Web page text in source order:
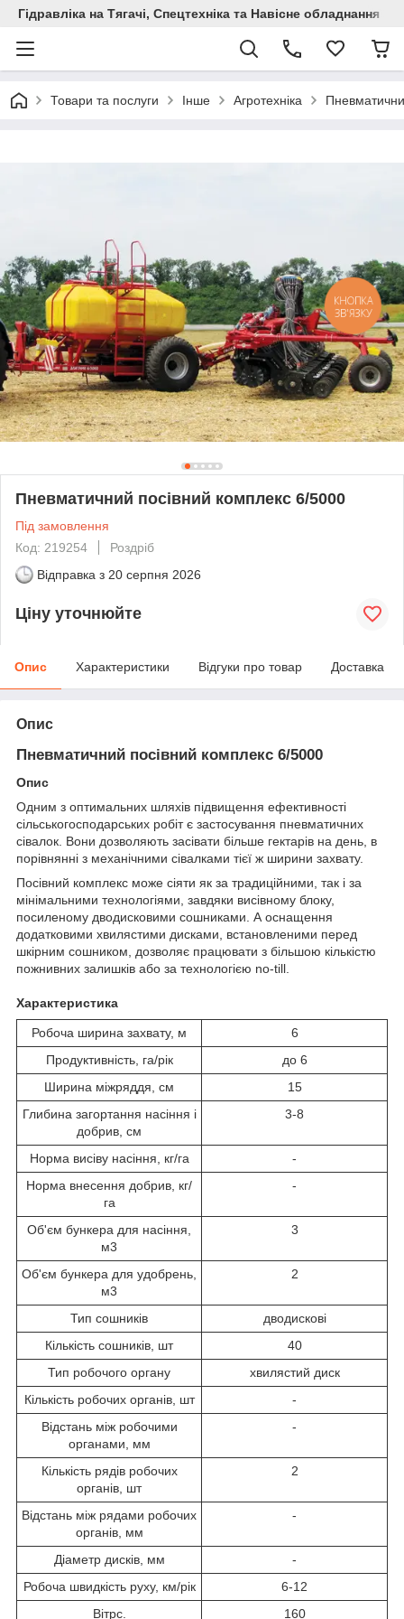
Гідравліка на Тягачі, Спецтехніка та Навісне обладнання
Товари та послуги Інше Агротехніка
Пневматичний посівний комплекс 6/5000
Під замовлення
Код: 219254
Роздріб
Відправка з 20 серпня 2026
Ціну уточнюйте
Опис Характеристики Відгуки про товар Доставка
Опис
Пневматичний посівний комплекс 6/5000
Опис
Одним з оптимальних шляхів підвищення ефективності
сільськогосподарських робіт є застосування пневматичних
сівалок. Вони дозволяють засівати більше гектарів на день, в
порівнянні з механічними сівалками тієї ж ширини захвату.
Посівний комплекс може сіяти як за традиційними, так і за
мінімальними технологіями, завдяки висівному блоку,
посиленому дводисковими сошниками. А оснащення
додатковими хвилястими дисками, встановленими перед
шкірним сошником, дозволяє працювати з більшою кількістю
пожнивних залишків або за технологією no-till.
Характеристика
Робоча ширина захвату, м
6
Продуктивність, га/рік
до 6
Ширина міжряддя, см
15
Глибина загортання насіння і
добрив, см
3-8
Норма висіву насіння, кг/га
-
Норма внесення добрив, кг/
га
-
Об'єм бункера для насіння,
м3
3
Об'єм бункера для удобрень,
м3
2
Тип сошників
дводискові
Кількість сошників, шт
40
Тип робочого органу
хвилястий диск
Кількість робочих органів, шт
-
Відстань між робочими
органами, мм
-
Кількість рядів робочих
органів, шт
2
Відстань між рядами робочих
органів, мм
-
Діаметр дисків, мм
-
Робоча швидкість руху, км/рік
6-12
Вітрс.
160
КНОПКА
ЗВ'ЯЗКУ